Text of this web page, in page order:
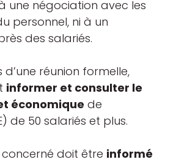
une négociation avec les
personnel, ni à un
des salariés.
réunion formelle,
informer et consulter le
économique de
de 50 salariés et plus.
doit être informé